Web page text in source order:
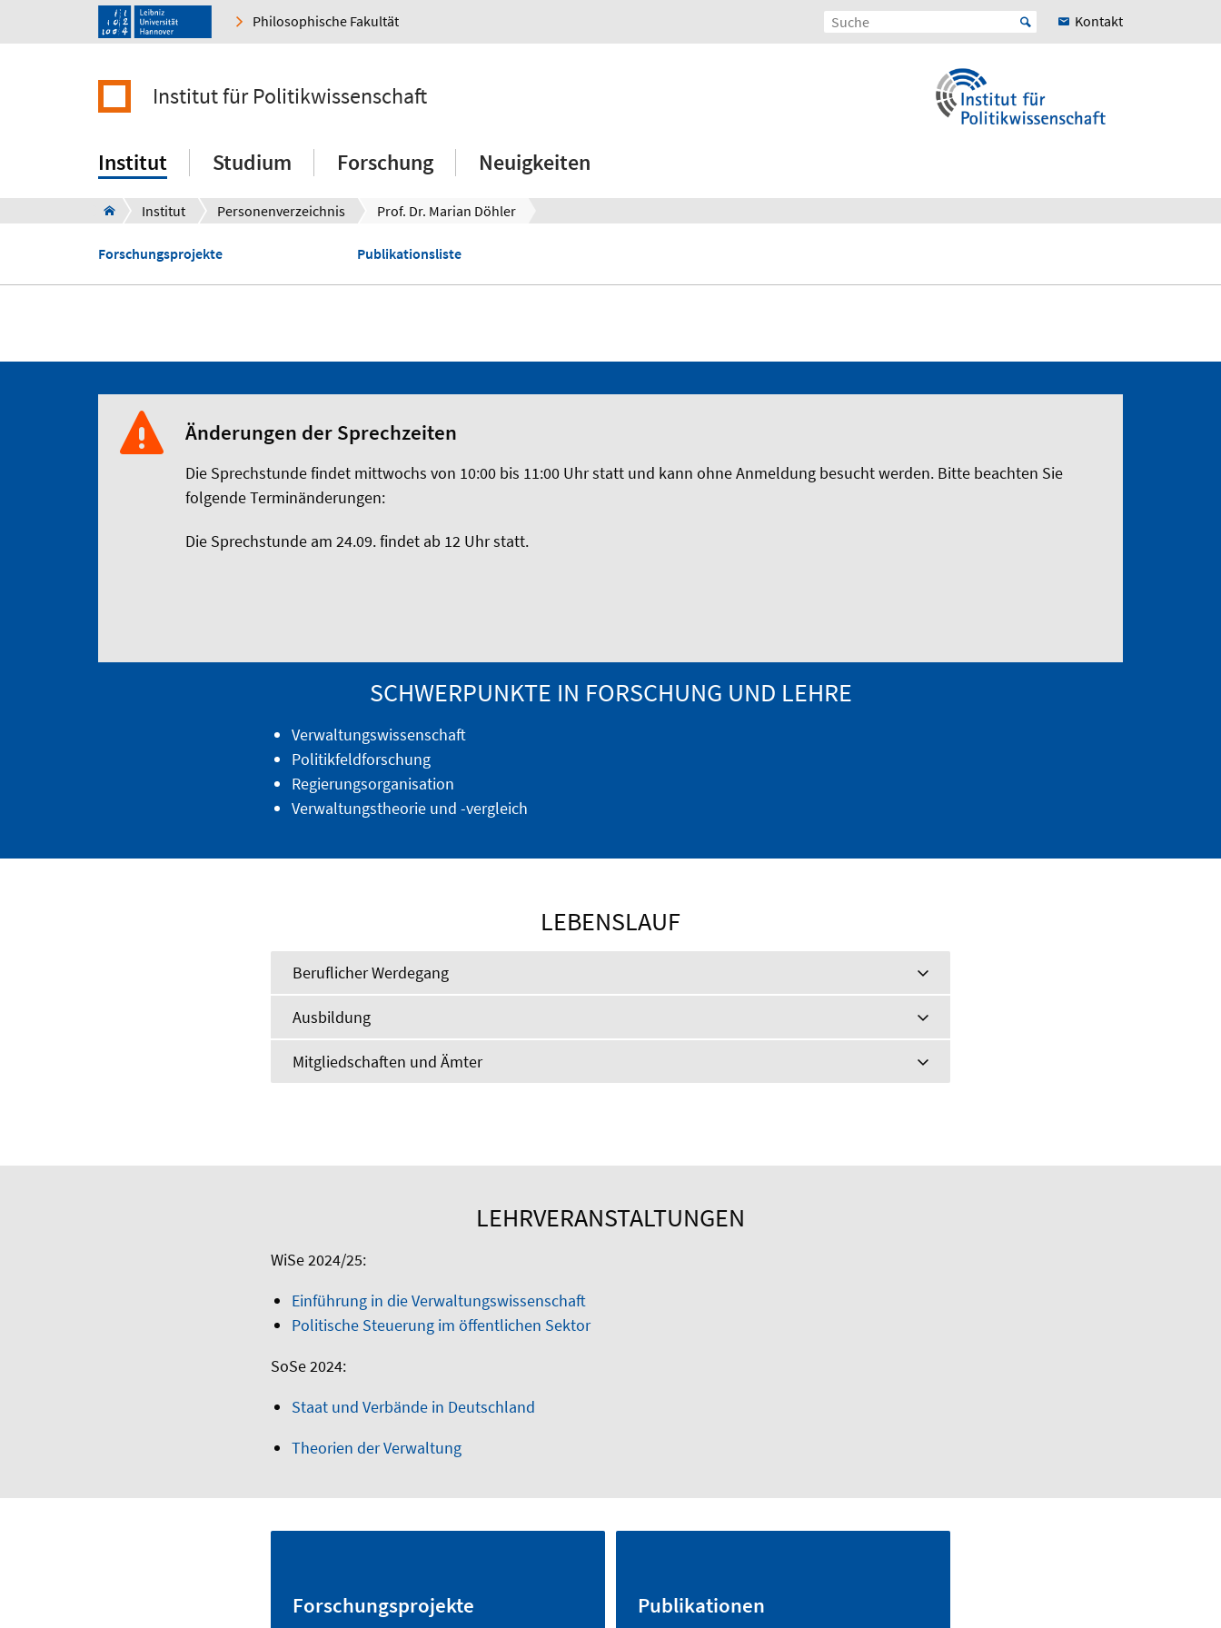
Philosophische Fakultät Kontakt
Institut für Politikwissenschaft
Institut Studium Forschung Neuigkeiten
Institut Personenverzeichnis Prof. Dr. Marian Döhler
Forschungsprojekte Publikationsliste
Änderungen der Sprechzeiten
Die Sprechstunde findet mittwochs von 10:00 bis 11:00 Uhr statt und kann ohne Anmeldung besucht werden. Bitte beachten Sie
folgende Terminänderungen:
Die Sprechstunde am 24.09. findet ab 12 Uhr statt.
SCHWERPUNKTE IN FORSCHUNG UND LEHRE
Verwaltungswissenschaft
Politikfeldforschung
Regierungsorganisation
Verwaltungstheorie und -vergleich
LEBENSLAUF
Beruflicher Werdegang
Ausbildung
Mitgliedschaften und Ämter
LEHRVERANSTALTUNGEN
WiSe 2024/25:
Einführung in die Verwaltungswissenschaft
Politische Steuerung im öffentlichen Sektor
SoSe 2024:
Staat und Verbände in Deutschland
Theorien der Verwaltung
Forschungsprojekte Publikationen